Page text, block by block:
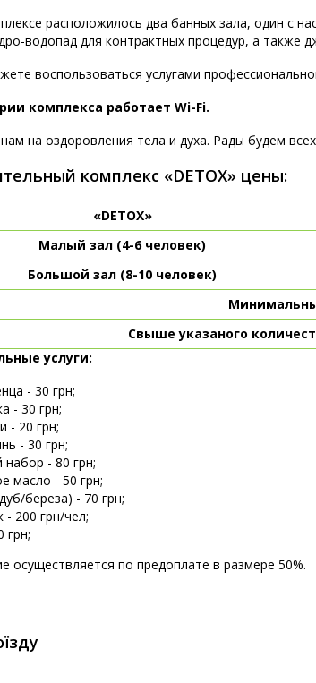
расположилось два банных зала, один с
водопад для контрактных процедур, а также
воспользоваться услугами
комплекса работает Wi-Fi.
на оздоровления тела и духа. Рады будем
комплекс «DETOX» цены:
«DETOX»
Малый зал (4-6 человек)
Большой зал (8-10 человек)
Свыше указаного
услуги:
- 30 грн;
- 30 грн;
- 20 грн;
- 30 грн;
набор - 80 грн;
масло - 50 грн;
береза) - 70 грн;
- 200 грн/чел;
грн;
осуществляется по предоплате в размере 50%.